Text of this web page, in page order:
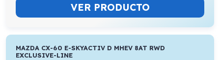
VER PRODUCTO
MAZDA CX-60 E-SKYACTIV D MHEV 8AT RWD
EXCLUSIVE-LINE